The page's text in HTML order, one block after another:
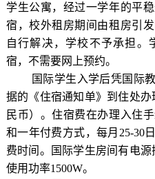
学生公寓，经过一学年的平
宿，校外租房期间由租房引
自行解决，学校不予承担。
宿，不需要网上预约。
国际学生入学后凭国际
据的《住宿通知单》到住处
民币）。住宿费在办理入住
和一年付费方式，每月 25-30
费时间。国际学生房间有电源
使用功率1500W。